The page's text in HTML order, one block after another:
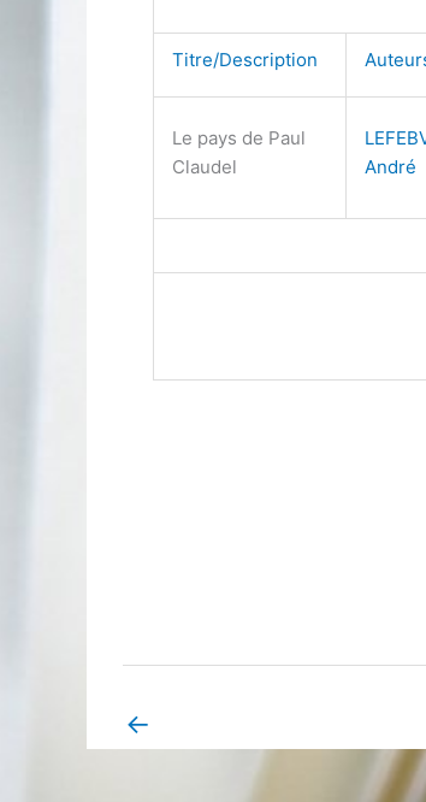
Titre/Description
Le pays de Paul
Claudel
André
←